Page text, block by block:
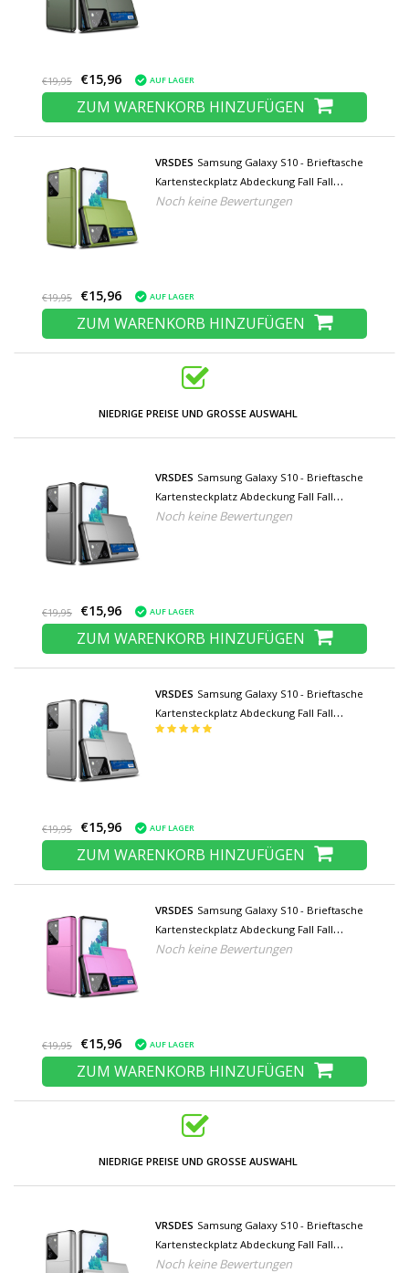
€19,95 €15,96 AUF LAGER
ZUM WARENKORB HINZUFÜGEN
VRSDES Samsung Galaxy S10 - Brieftasche
Kartensteckplatz Abdeckung Fall Fall
Business Green
Noch keine Bewertungen
€19,95 €15,96 AUF LAGER
ZUM WARENKORB HINZUFÜGEN
NIEDRIGE PREISE UND GROSSE AUSWAHL
VRSDES Samsung Galaxy S10 - Brieftasche
Kartensteckplatz Abdeckung Fall Fall
Business Grau
Noch keine Bewertungen
€19,95 €15,96 AUF LAGER
ZUM WARENKORB HINZUFÜGEN
VRSDES Samsung Galaxy S10 - Brieftasche
Kartensteckplatz Abdeckung Fall Fall
Business Silber
€19,95 €15,96 AUF LAGER
ZUM WARENKORB HINZUFÜGEN
VRSDES Samsung Galaxy S10 - Brieftasche
Kartensteckplatz Abdeckung Fall Fall
Business Lila
Noch keine Bewertungen
€19,95 €15,96 AUF LAGER
ZUM WARENKORB HINZUFÜGEN
NIEDRIGE PREISE UND GROSSE AUSWAHL
VRSDES Samsung Galaxy S10 - Brieftasche
Kartensteckplatz Abdeckung Fall Fall
Business Weiß
Noch keine Bewertungen